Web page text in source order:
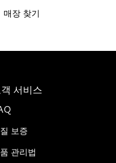
매장 찾기
서비스
보증
관리법